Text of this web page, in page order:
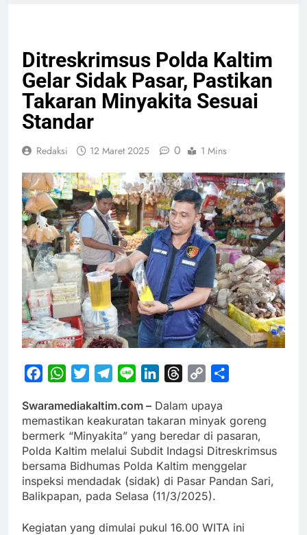
Ditreskrimsus Polda Kaltim
Gelar Sidak Pasar, Pastikan
Takaran Minyakita Sesuai
Standar
Redaksi 12 Maret 2025 0 1 Mins
FacebookWhatsApp
TwitterTelegram
Line LinkedInThreads
Copy
Swaramediakaltim.com – Dalam upaya
memastikan keakuratan takaran minyak goreng
bermerk “Minyakita” yang beredar di pasaran,
Polda Kaltim melalui Subdit Indagsi Ditreskrimsus
bersama Bidhumas Polda Kaltim menggelar
inspeksi mendadak (sidak) di Pasar Pandan Sari,
Balikpapan, pada Selasa (11/3/2025).
Kegiatan yang dimulai pukul 16.00 WITA ini